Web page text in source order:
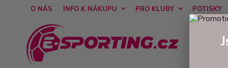
O NÁS INFO K NÁKUPU PRO KLUBY POTISKY